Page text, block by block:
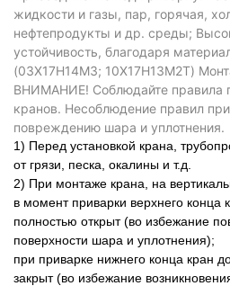
жидкости и газы, пар, горячая,
нефтепродукты и др. среды;
устойчивость, благодаря
(03Х17Н14М3; 10Х17Н13М2Т)
ВНИМАНИЕ! Соблюдайте правила
кранов. Несоблюдение правил
повреждению шара и уплотнения.
1) Перед установкой крана,
от грязи, песка, окалины и т.д.
2) При монтаже крана, на
в момент приварки верхнего конца
полностью открыт (во избежание
поверхности шара и уплотнения);
при приварке нижнего конца кран
закрыт (во избежание